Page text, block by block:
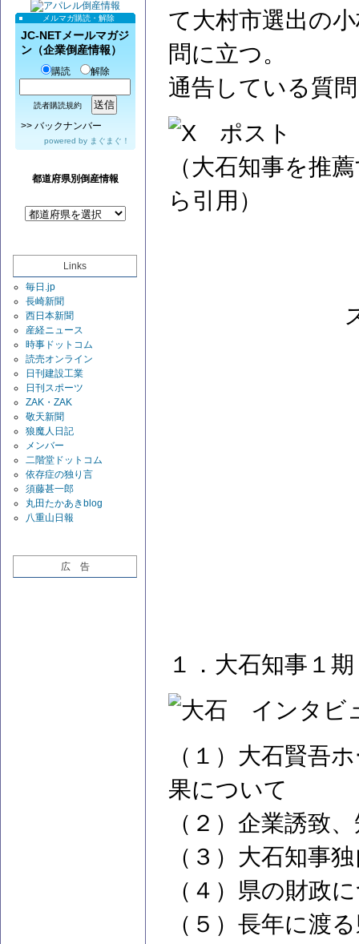
メルマガ購読・解除
JC-NETメールマガジ
ン（企業倒産情報）
購読 解除
読者購読規約
>> バックナンバー
powered by まぐまぐ！
都道府県別倒産情報
Links
毎日.jp
長崎新聞
西日本新聞
産経ニュース
時事ドットコム
読売オンライン
日刊建設工業
日刊スポーツ
ZAK・ZAK
敬天新聞
狼魔人日記
メンバー
二階堂ドットコム
依存症の独り言
須藤甚一郎
丸田たかあきblog
八重山日報
広 告
て大村市選出の
問に立つ。
通告している質
（大石知事を推
ら引用）
１．大石知事１
（１）大石賢吾
果について
（２）企業誘致
（３）大石知事
（４）県の財政
（５）長年に渡